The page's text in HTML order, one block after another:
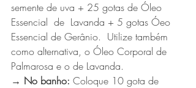
semente de uva + 25 gotas de Óleo
Essencial  de  Lavanda + 5 gotas Óeo
Essencial de Gerânio.  Utilize também
como alternativa, o Óleo Corporal de
Palmarosa e o de Lavanda.
→ No banho: Coloque 10 gota de